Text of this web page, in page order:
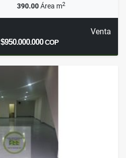
390.00Área m2
Venta
$950.000.000COP